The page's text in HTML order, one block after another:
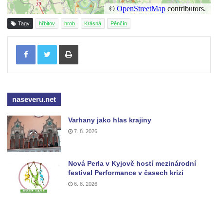
Hrob rodiny Kratochvílovy na hřbitově v
Hostíně u Vojkovic
Hostíně u Vojkovic
hřbitově v Lužci nad Vltavou
hřbitově v Lužci nad Vltavou
Hrob rodiny Grosmanovy na hřbitově v
Lužci nad Vltavou
Hrob rodiny Pokorných z Vraňan na
Hrob Karla Krále a Františka Kramaty na
hřbitově v Lužci nad Vltavou
Tagy hřbitov hrob Krásná Pěnčín
Tisknout
naseveru.net
Varhany jako hlas krajiny
7. 8. 2026
Nová Perla v Kyjově hostí mezinárodní
festival Performance v časech krizí
6. 8. 2026